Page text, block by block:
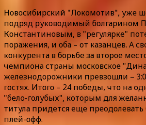
Новосибирский "Локомотив", уже
подряд руководимый болгарином
Константиновым, в "регулярке"
поражения, и оба – от казанцев. А
конкурента в борьбе за второе
чемпиона страны московское
железнодорожники превзошли –
гостях. Итого – 24 победы, что на
"бело-голубых", которым для
титула придется еще преодолевать
плей-офф.